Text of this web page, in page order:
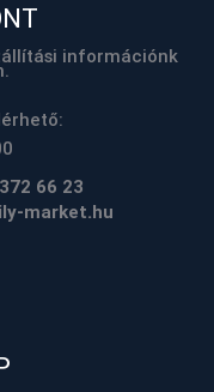
információnk
66 23
market.hu